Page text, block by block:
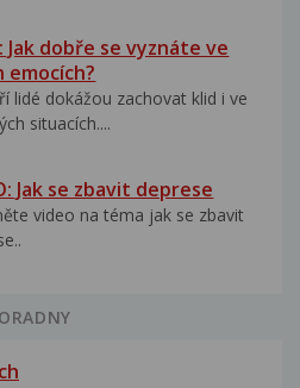
Jak dobře se vyznáte ve
emocích?
lidé dokážou zachovat klid i ve
situacích....
Jak se zbavit deprese
video na téma jak se zbavit